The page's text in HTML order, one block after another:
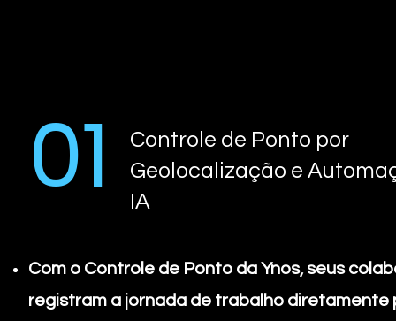
01
Controle de Ponto por
Geolocalização e
IA
Com o Controle de Ponto da Ynos, seus
registram a jornada de trabalho diretamente